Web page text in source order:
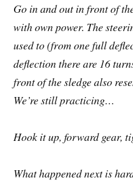
Go in and out in front of
with own power. The
used to (from one full
deflection there are 16
front of the sledge also
We’re still practicing…
Hook it up, forward gear,
What happened next is